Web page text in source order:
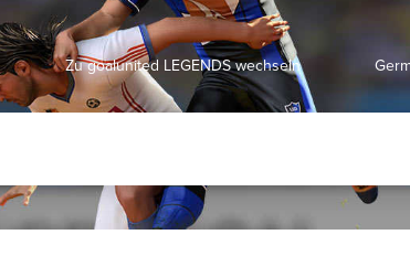
Zu goalunited LEGENDS wechseln